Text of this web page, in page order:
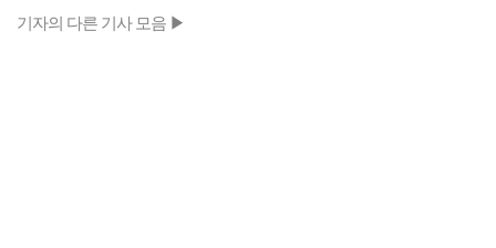
기자의 다른 기사 모음 ▶